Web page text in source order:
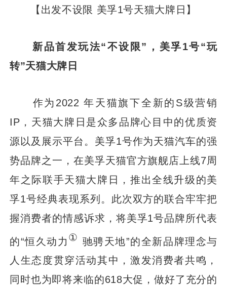
【出发不设限 美孚1号天猫大牌日】
新品首发玩法“不设限”，美孚1号“玩
转”天猫大牌日
作为2022 年天猫旗下全新的S级营销
IP，天猫大牌日是众多品牌心目中的优质资
源以及展示平台。美孚1号作为天猫汽车的强
势品牌之一，在美孚天猫官方旗舰店上线7周
年之际联手天猫大牌日，推出全线升级的美
孚1号经典表现系列。此次双方的联合牢牢把
握消费者的情感诉求，将美孚1号品牌所代表
的“恒久动力 ① 驰骋天地”的全新品牌理念与
人生态度贯穿活动其中，激发消费者共鸣，
同时也为即将来临的618大促，做好了充分的